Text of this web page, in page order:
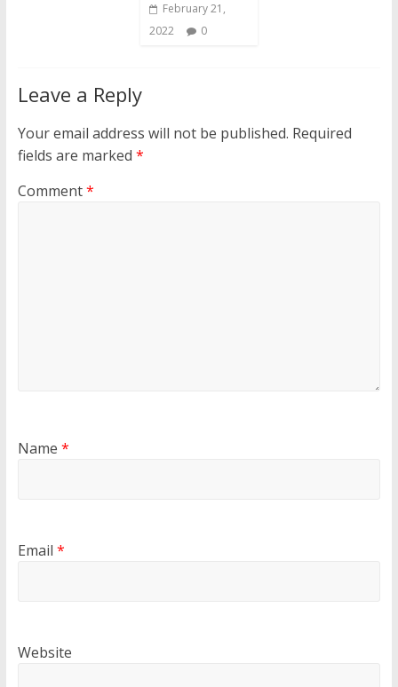
February 21,
2022
0
Leave a Reply
Your email address will not be published. Required
fields are marked *
Comment*
Name *
Email *
Website